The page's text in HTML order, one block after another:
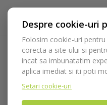
Despre cookie-uri
Folosim cookie-uri
corecta a site-ului si
incat sa imbunatatim
aplica imediat si iti poti
Setari cookie-uri
Acasa Instrumentar
Departatoare
silicon standard cod 826/G